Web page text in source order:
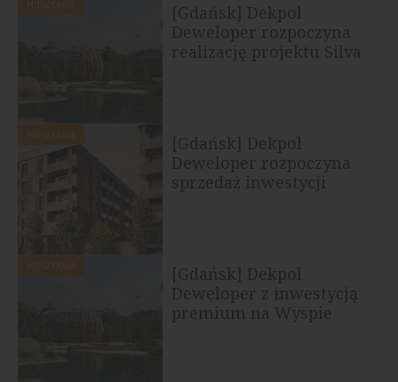
[Gdańsk] Dekpol
Deweloper rozpoczyna
realizację projektu Silva
[Gdańsk] Dekpol
Deweloper rozpoczyna
sprzedaż inwestycji
[Gdańsk] Dekpol
Deweloper z inwestycją
premium na Wyspie